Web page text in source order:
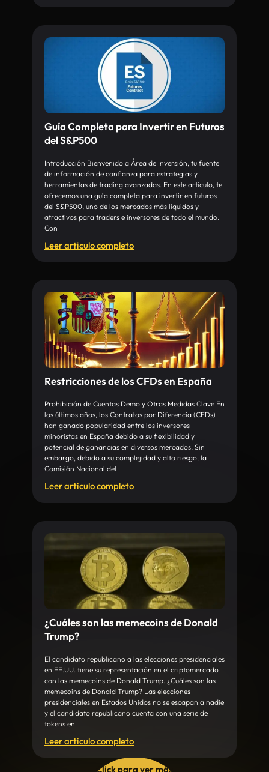
Guía Completa para Invertir en Futuros
del S&P500
Introducción Bienvenido a Área de Inversión, tu fuente
de información de confianza para estrategias y
herramientas de trading avanzadas. En este artículo, te
ofrecemos una guía completa para invertir en futuros
del S&P500, uno de los mercados más líquidos y
atractivos para traders e inversores de todo el mundo.
Con
Leer articulo completo
Restricciones de los CFDs en España
Prohibición de Cuentas Demo y Otras Medidas Clave En
los últimos años, los Contratos por Diferencia (CFDs)
han ganado popularidad entre los inversores
minoristas en España debido a su flexibilidad y
potencial de ganancias en diversos mercados. Sin
embargo, debido a su complejidad y alto riesgo, la
Comisión Nacional del
Leer articulo completo
¿Cuáles son las memecoins de Donald
Trump?
El candidato republicano a las elecciones presidenciales
en EE.UU. tiene su representación en el criptomercado
con las memecoins de Donald Trump. ¿Cuáles son las
memecoins de Donald Trump? Las elecciones
presidenciales en Estados Unidos no se escapan a nadie
y el candidato republicano cuenta con una serie de
tokens en
Leer articulo completo
Click para ver más